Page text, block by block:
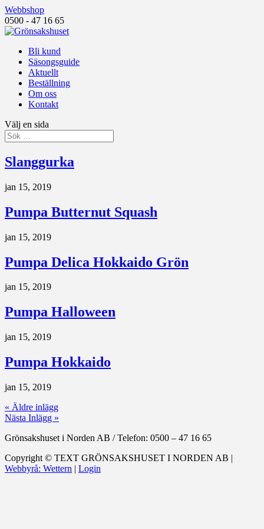
Webbshop
0500 - 47 16 65
Bli kund
Säsongsguide
Aktuellt
Beställning
Om oss
Kontakt
Välj en sida
Slanggurka
jan 15, 2019
Pumpa Butternut Squash
jan 15, 2019
Pumpa Delica Hokkaido Grön
jan 15, 2019
Pumpa Halloween
jan 15, 2019
Pumpa Hokkaido
jan 15, 2019
« Äldre inlägg
Nästa Inlägg »
Grönsakshuset i Norden AB /Telefon: 0500 – 47 16 65
Copyright © TEXT GRÖNSAKSHUSET I NORDEN AB |
Webbyrå: Wettern | Login